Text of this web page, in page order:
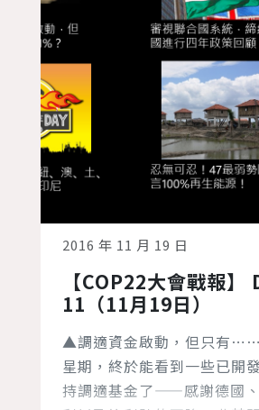
2016 年 11 月 19 日
【COP22大會戰報】
11（11月19日）
▲調適資金啟動，但只有
星期，終於能看到一些已開
持調適基金了——感謝德國